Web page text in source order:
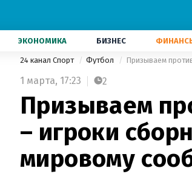
ЭКОНОМИКА БИЗНЕС
24 канал Спорт Футбол
1 марта, 17:23 2
Призываем
– игроки
мировому